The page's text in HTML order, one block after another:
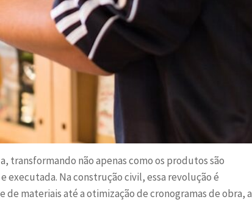
transformando não apenas como os produtos são
executada. Na construção civil, essa revolução é
materiais até a otimização de cronogramas de obra, a